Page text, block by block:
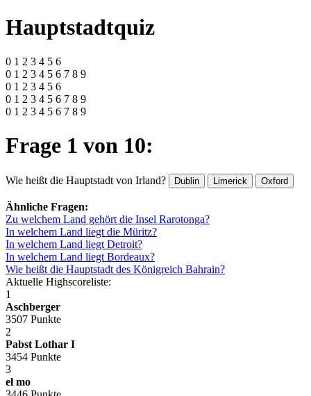
Hauptstadtquiz
0 1 2 3 4 5 6
0 1 2 3 4 5 6 7 8 9
0 1 2 3 4 5 6
0 1 2 3 4 5 6 7 8 9
0 1 2 3 4 5 6 7 8 9
Frage 1 von 10:
Wie heißt die Hauptstadt von Irland? Dublin Limerick Oxford
Ähnliche Fragen:
Zu welchem Land gehört die Insel Rarotonga?
In welchem Land liegt die Müritz?
In welchem Land liegt Detroit?
In welchem Land liegt Bordeaux?
Wie heißt die Hauptstadt des Königreich Bahrain?
Aktuelle Highscoreliste:
1
Aschberger
3507 Punkte
2
Pabst Lothar I
3454 Punkte
3
el mo